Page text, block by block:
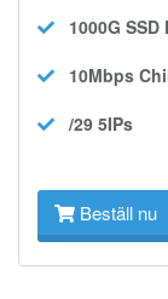
1000G SSD
10Mbps
/29 5IPs
Beställ nu